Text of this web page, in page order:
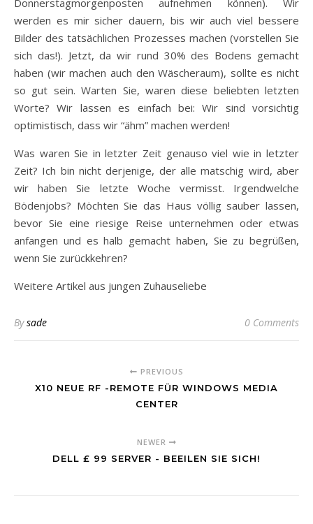
Donnerstagmorgenposten aufnehmen können). Wir
werden es mir sicher dauern, bis wir auch viel bessere
Bilder des tatsächlichen Prozesses machen (vorstellen Sie
sich das!). Jetzt, da wir rund 30% des Bodens gemacht
haben (wir machen auch den Wäscheraum), sollte es nicht
so gut sein. Warten Sie, waren diese beliebten letzten
Worte? Wir lassen es einfach bei: Wir sind vorsichtig
optimistisch, dass wir “ähm” machen werden!
Was waren Sie in letzter Zeit genauso viel wie in letzter
Zeit? Ich bin nicht derjenige, der alle matschig wird, aber
wir haben Sie letzte Woche vermisst. Irgendwelche
Bödenjobs? Möchten Sie das Haus völlig sauber lassen,
bevor Sie eine riesige Reise unternehmen oder etwas
anfangen und es halb gemacht haben, Sie zu begrüßen,
wenn Sie zurückkehren?
Weitere Artikel aus jungen Zuhauseliebe
Bysade 0 Comments
PREVIOUS
X10 NEUE RF -REMOTE FÜR WINDOWS MEDIA
CENTER
NEWER
DELL £ 99 SERVER - BEEILEN SIE SICH!